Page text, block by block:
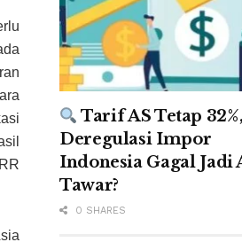
Tarif AS Tetap 32%,
Deregulasi Impor
Indonesia Gagal Jadi
Tawar?
0 SHARES